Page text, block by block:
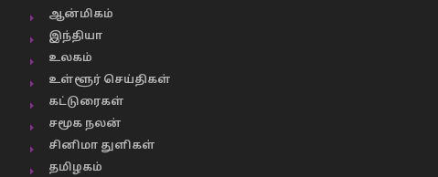
ஆன்மிகம்
இந்தியா
உலகம்
உள்ளூர் செய்திகள்
கட்டுரைகள்
சமூக நலன்
சினிமா துளிகள்
தமிழகம்